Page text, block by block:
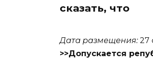
сказать, что
Дата размещения:27
>>Допускается